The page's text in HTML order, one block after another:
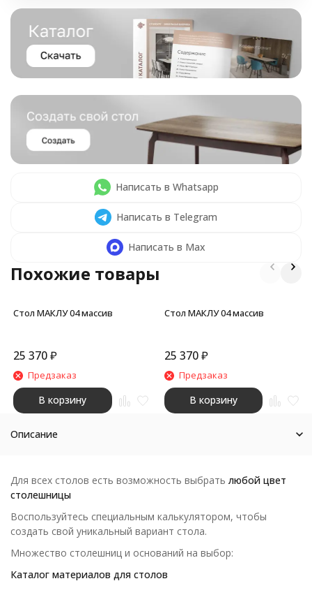
Написать в Whatsapp
Написать в Telegram
Написать в Max
Похожие товары
Стол МАКЛУ 04 массив
25 370₽
Предзаказ
В корзину
Стол МАКЛУ 04 массив
25 370 ₽
Предзаказ
В корзину
Описание
Для всех столов есть возможность выбрать любой цвет
столешницы
Воспользуйтесь специальным калькулятором, чтобы
создать свой уникальный вариант стола.
Множество столешниц и оснований на выбор:
Каталог материалов для столов